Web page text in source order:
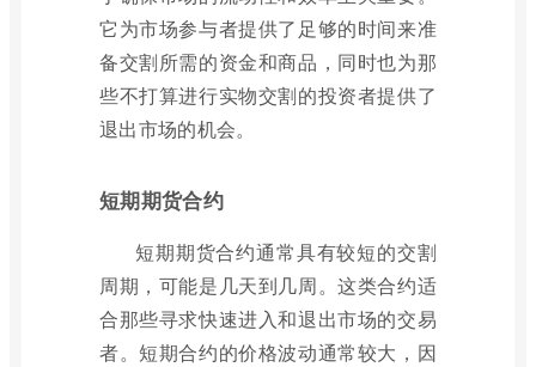
它为市场参与者提供了足够的时间来准
备交割所需的资金和商品，同时也为那
些不打算进行实物交割的投资者提供了
退出市场的机会。
短期期货合约
短期期货合约通常具有较短的交割
周期，可能是几天到几周。这类合约适
合那些寻求快速进入和退出市场的交易
者。短期合约的价格波动通常较大，因